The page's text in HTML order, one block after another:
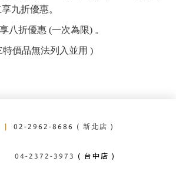
九折優惠。
八折優惠 (一次為限) 。
價品無法列入並用 )
| 02-2962-8686 ( 新北店 )
3973 ( 台中店 )